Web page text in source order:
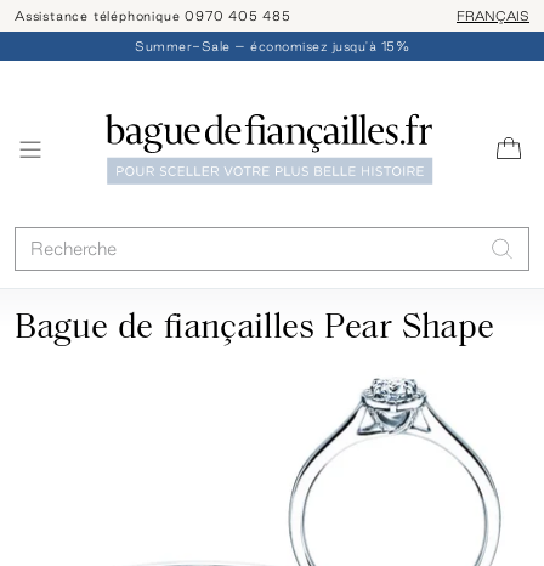
Assistance téléphonique 0970 405 485 Livraison/
FRANÇAIS
Summer-Sale – économisez jusqu'à 15%
Bague de fiançailles Pear Shape